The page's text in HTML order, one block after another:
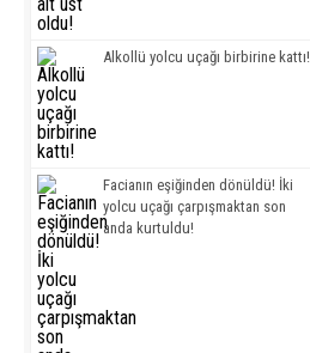
Alkollü yolcu uçağı birbirine kattı!
Facianın eşiğinden dönüldü! İki
yolcu uçağı çarpışmaktan son
anda kurtuldu!